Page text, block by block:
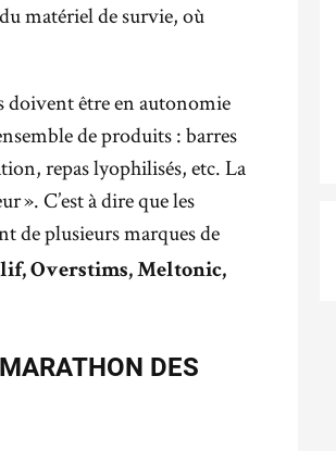
matériel de survie, où
doivent être en autonomie
de produits : barres
repas lyophilisés, etc. La
». C’est à dire que les
de plusieurs marques de
Overstims, Meltonic,
DES